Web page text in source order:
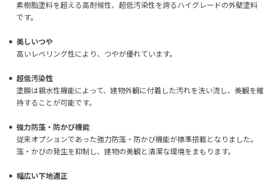
素樹脂塗料を超える高耐候性、超低汚染性を誇るハイグレードの外壁塗料
です。
美しいつや
高いレベリング性により、つやが優れています。
超低汚染性
塗膜は親水性機能によって、建物外観に付着した汚れを洗い流し、美観を維
持することが可能です。
強力防藻・防かび機能
従来オプションであった強力防藻・防かび機能が標準搭載となりました。
藻・かびの発生を抑制し、建物の美観と清潔な環境をまもります。
幅広い下地適正